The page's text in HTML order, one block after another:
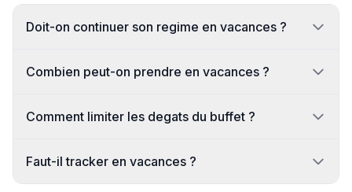
Doit-on continuer son regime en vacances ?
Combien peut-on prendre en vacances ?
Comment limiter les degats du buffet ?
Faut-il tracker en vacances ?